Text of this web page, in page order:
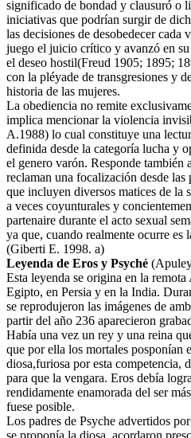
significado de bondad y clausuró o
iniciativas que podrían surgir de
las decisiones de desobedecer cada
juego el juicio crítico y avanzó en
el deseo hostil(Freud 1905; 1895;
con la pléyade de transgresiones y
historia de las mujeres.
La obediencia no remite
implica mencionar la violencia
A.1988) lo cual constituye una
definida desde la categoría lucha y
el genero varón. Responde también
reclaman una focalización desde
que incluyen diversos matices de la
a veces coyunturales y
partenaire durante el acto sexual
ya que, cuando realmente ocurre es
(Giberti E. 1998. a)
Leyenda de Eros y Psyché
Esta leyenda se origina en la remota
Egipto, en Persia y en la India.
se reprodujeron las imágenes de
partir del año 236 aparecieron
Había una vez un rey y una reina
que por ella los mortales posponían
diosa,furiosa por esta competencia,
para que la vengara. Eros debía
rendidamente enamorada del ser
fuese posible.
Los padres de Psyche advertidos
se proponía la diosa, acordaron